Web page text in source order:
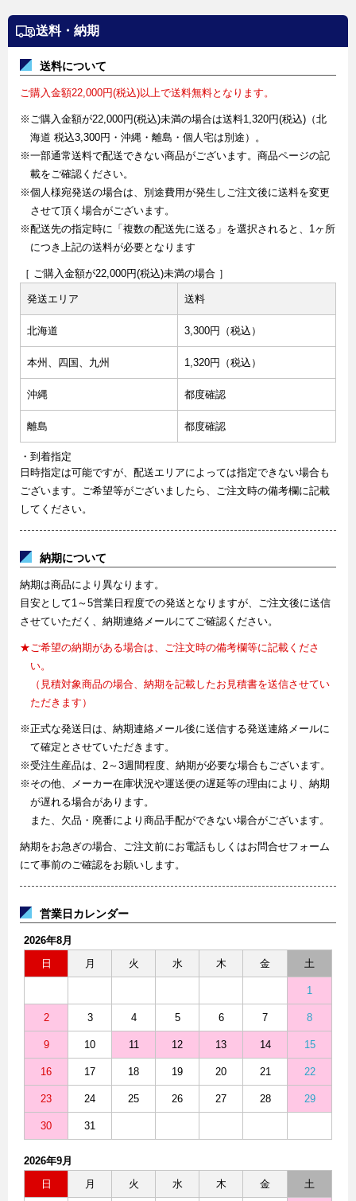
送料・納期
送料について
ご購入金額22,000円(税込)以上で送料無料となります。
※ご購入金額が22,000円(税込)未満の場合は送料1,320円(税込)（北
海道 税込3,300円・沖縄・離島・個人宅は別途）。
※一部通常送料で配送できない商品がございます。商品ページの記
載をご確認ください。
※個人様宛発送の場合は、別途費用が発生しご注文後に送料を変更
させて頂く場合がございます。
※配送先の指定時に「複数の配送先に送る」を選択されると、1ヶ所
につき上記の送料が必要となります
［ ご購入金額が22,000円(税込)未満の場合 ］
発送エリア 送料
北海道 3,300円（税込）
本州、四国、九州 1,320円（税込）
沖縄 都度確認
離島 都度確認
・到着指定
日時指定は可能ですが、配送エリアによっては指定できない場合も
ございます。ご希望等がございましたら、ご注文時の備考欄に記載
してください。
納期について
納期は商品により異なります。
目安として1～5営業日程度での発送となりますが、ご注文後に送信
させていただく、納期連絡メールにてご確認ください。
★ご希望の納期がある場合は、ご注文時の備考欄等に記載くださ
い。
（見積対象商品の場合、納期を記載したお見積書を送信させてい
ただきます）
※正式な発送日は、納期連絡メール後に送信する発送連絡メールに
て確定とさせていただきます。
※受注生産品は、2～3週間程度、納期が必要な場合もございます。
※その他、メーカー在庫状況や運送便の遅延等の理由により、納期
が遅れる場合があります。
また、欠品・廃番により商品手配ができない場合がございます。
納期をお急ぎの場合、ご注文前にお電話もしくはお問合せフォーム
にて事前のご確認をお願いします。
営業日カレンダー
2026年8月
日
月 火 水 木 金 土
1
2 3 4 5 6 7 8
9 10 11 12 13 14 15
16 17 18 19 20 21 22
23 24 25 26 27 28 29
30 31
2026年9月
日
月 火 水 木 金 土